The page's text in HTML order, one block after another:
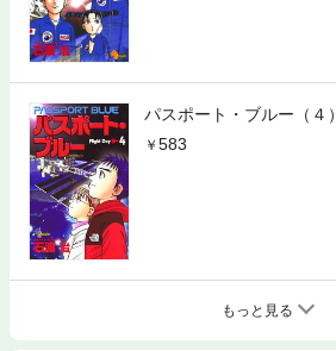
パスポート・ブルー（４）
583
もっと見る